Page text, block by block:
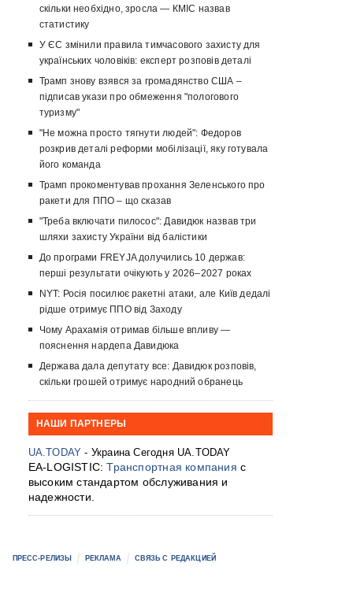
скільки необхідно, зросла — КМІС назвав
статистику
У ЄС змінили правила тимчасового захисту для
українських чоловіків: експерт розповів деталі
Трамп знову взявся за громадянство США –
підписав укази про обмеження "пологового
туризму"
"Не можна просто тягнути людей": Федоров
розкрив деталі реформи мобілізації, яку готувала
його команда
Трамп прокоментував прохання Зеленського про
ракети для ППО – що сказав
"Треба включати пилосос": Давидюк назвав три
шляхи захисту України від балістики
До програми FREYJA долучились 10 держав:
перші результати очікують у 2026–2027 роках
NYT: Росія посилює ракетні атаки, але Київ дедалі
рідше отримує ППО від Заходу
Чому Арахамія отримав більше впливу —
пояснення нардепа Давидюка
Держава дала депутату все: Давидюк розповів,
скільки грошей отримує народний обранець
НАШИ ПАРТНЕРЫ
UA.TODAY - Украина Сегодня UA.TODAY
EA-LOGISTIC:Транспортная компания с
высоким стандартом обслуживания и
надежности.
ПРЕСС-РЕЛИЗЫ РЕКЛАМА СВЯЗЬ С РЕДАКЦИЕЙ